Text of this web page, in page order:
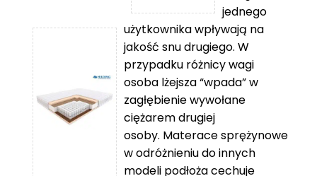
529 zł
do
869 zł
od
1
349 zł
2
459 zł
jednego
użytkownika wpływają na
jakość snu drugiego. W
przypadku różnicy wagi
osoba lżejsza “wpada” w
zagłębienie wywołane
ciężarem drugiej
osoby. Materace sprężynowe
w odróżnieniu do innych
modeli podłoża cechuje